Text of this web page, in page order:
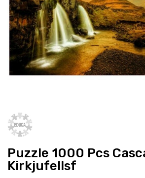
Puzzle 1000 Pcs
Kirkjufellsf
para
o
início
da
galeria
de